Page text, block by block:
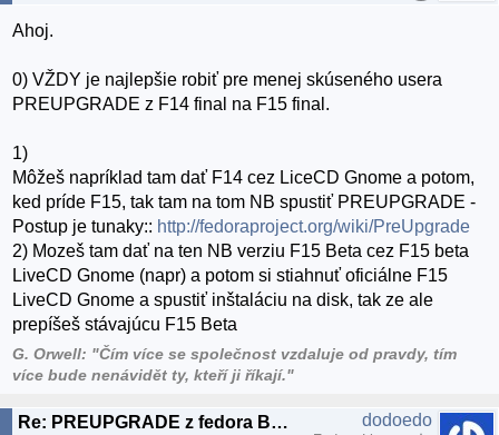
Ahoj.
0) VŽDY je najlepšie robiť pre menej skúseného usera
PREUPGRADE z F14 final na F15 final.
1)
Môžeš napríklad tam dať F14 cez LiceCD Gnome a potom,
ked príde F15, tak tam na tom NB spustiť PREUPGRADE -
Postup je tunaky:: http://fedoraproject.org/wiki/PreUpgrade
2) Mozeš tam dať na ten NB verziu F15 Beta cez F15 beta
LiveCD Gnome (napr) a potom si stiahnuť oficiálne F15
LiveCD Gnome a spustiť inštaláciu na disk, tak ze ale
prepíšeš stávajúcu F15 Beta
G. Orwell: "Čím více se společnost vzdaluje od pravdy, tím
více bude nenávidět ty, kteří ji říkají."
Re: PREUPGRADE z fedora BETA na Fedora final dodoedo